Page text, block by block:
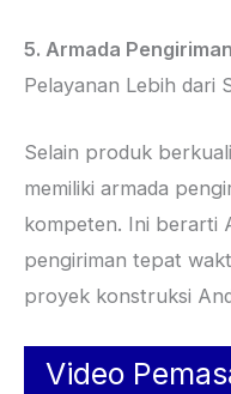
5. Armada
Pelayanan Lebih dari
Selain produk
memiliki armada
kompeten. Ini berarti
pengiriman tepat
proyek konstruksi
Video